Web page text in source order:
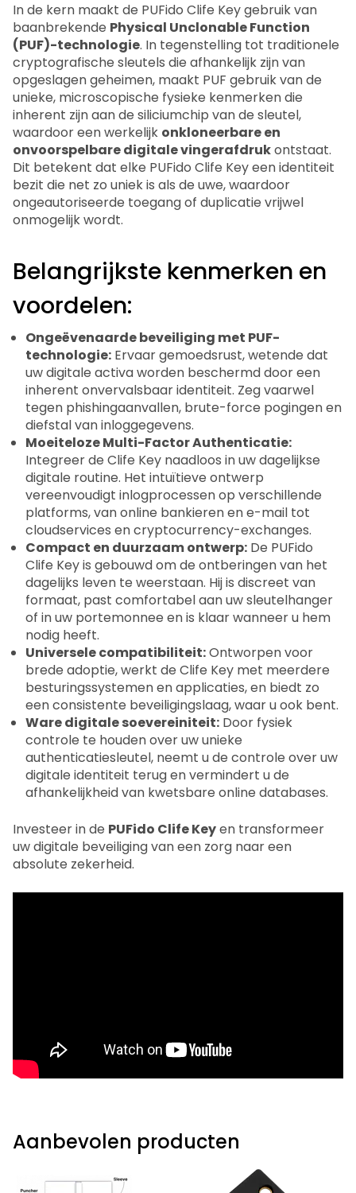
In de kern maakt de PUFido Clife Key gebruik van
baanbrekende Physical Unclonable Function
(PUF)-technologie. In tegenstelling tot traditionele
cryptografische sleutels die afhankelijk zijn van
opgeslagen geheimen, maakt PUF gebruik van de
unieke, microscopische fysieke kenmerken die
inherent zijn aan de siliciumchip van de sleutel,
waardoor een werkelijk onkloneerbare en
onvoorspelbare digitale vingerafdrukontstaat.
Dit betekent dat elke PUFido Clife Key een identiteit
bezit die net zo uniek is als de uwe, waardoor
ongeautoriseerde toegang of duplicatie vrijwel
onmogelijk wordt.
Belangrijkste kenmerken en
voordelen:
Ongeëvenaarde beveiliging met PUF-
technologie: Ervaar gemoedsrust, wetende dat
uw digitale activa worden beschermd door een
inherent onvervalsbaar identiteit. Zeg vaarwel
tegen phishingaanvallen, brute-force pogingen en
diefstal van inloggegevens.
Moeiteloze Multi-Factor Authenticatie:
Integreer de Clife Key naadloos in uw dagelijkse
digitale routine. Het intuïtieve ontwerp
vereenvoudigt inlogprocessen op verschillende
platforms, van online bankieren en e-mail tot
cloudservices en cryptocurrency-exchanges.
Compact en duurzaam ontwerp: De PUFido
Clife Key is gebouwd om de ontberingen van het
dagelijks leven te weerstaan. Hij is discreet van
formaat, past comfortabel aan uw sleutelhanger
of in uw portemonnee en is klaar wanneer u hem
nodig heeft.
Universele compatibiliteit:Ontworpen voor
brede adoptie, werkt de Clife Key met meerdere
besturingssystemen en applicaties, en biedt zo
een consistente beveiligingslaag, waar u ook bent.
Ware digitale soevereiniteit: Door fysiek
controle te houden over uw unieke
authenticatiesleutel, neemt u de controle over uw
digitale identiteit terug en vermindert u de
afhankelijkheid van kwetsbare online databases.
Investeer in de PUFido Clife Keyen transformeer
uw digitale beveiliging van een zorg naar een
absolute zekerheid.
Aanbevolen producten